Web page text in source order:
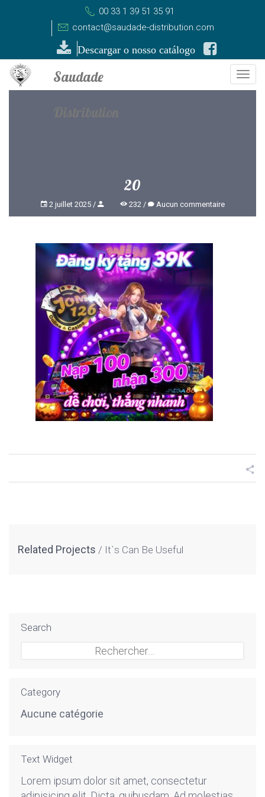
00 33 1 39 51 35 91
contact@saudade-distribution.com
Descargar o nosso catálogo
20
2 juillet 2025 232 Aucun commentaire
Related Projects It`s Can Be Useful
Search
Category
Aucune catégorie
Text Widget
Lorem ipsum dolor sit amet, consectetur